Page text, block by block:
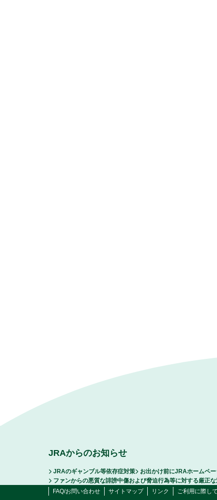
JRAからのお知らせ
JRAのギャンブル等依存症対策
お出かけ前にJRAホームペ
ファンからの悪質な誹謗中傷および脅迫行為等に対する厳正
FAQ/お問い合わせ
サイトマップ リンク ご利用に際し